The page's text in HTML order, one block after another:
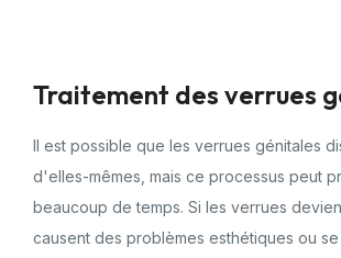
Traitement des verrues
Il est possible que les verrues génitales
d'elles-mêmes, mais ce processus peut
beaucoup de temps. Si les verrues
causent des problèmes esthétiques ou